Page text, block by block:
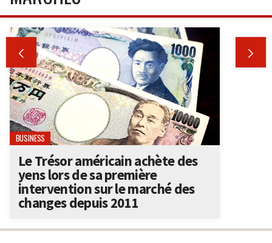
 
BUSINESS
Le Trésor américain achète des
yens lors de sa première
intervention sur le marché des
changes depuis 2011